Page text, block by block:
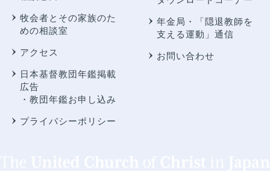
牧会者とその家族のた
めの相談室
アクセス
日本基督教団年鑑掲載
広告
・教団年鑑お申し込み
プライバシーポリシー
年金局・
「隠退教師を
支える運動」通信
お問い合わせ